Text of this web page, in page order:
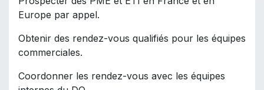
Europe par appel.
Obtenir des rendez-vous qualifiés pour les équipes
commerciales. ​
Coordonner les rendez-vous avec les équipes